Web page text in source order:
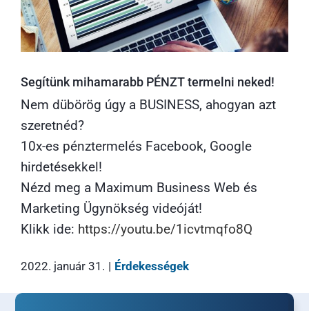
Segítünk mihamarabb PÉNZT termelni neked!
Nem dübörög úgy a BUSINESS, ahogyan azt
szeretnéd?
10x-es pénztermelés Facebook, Google
hirdetésekkel!
Nézd meg a Maximum Business Web és
Marketing Ügynökség videóját!
Klikk ide: https://youtu.be/1icvtmqfo8Q
2022. január 31. | Érdekességek